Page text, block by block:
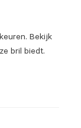
Bekijk
bril biedt.